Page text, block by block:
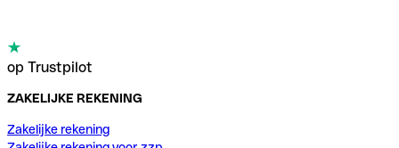
op Trustpilot
ZAKELIJKE REKENING
Zakelijke rekening